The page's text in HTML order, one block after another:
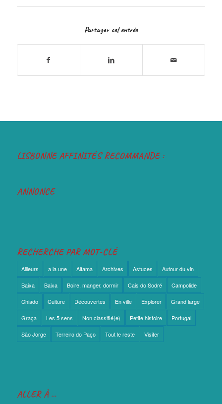
Partager cet entrée
LISBONNE AFFINITÉS RECOMMANDE :
ANNONCE
RECHERCHE PAR MOT-CLÉ
Ailleurs a la une Alfama Archives Astuces Autour du vin
Baixa Baixa Boire, manger, dormir Cais do Sodré Campolide
Chiado Culture Découvertes En ville Explorer Grand large
Graça Les 5 sens Non classifié(e) Petite histoire Portugal
São Jorge Terreiro do Paço Tout le reste Visiter
ALLER À …